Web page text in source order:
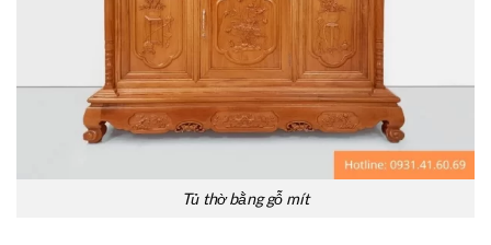
Tủ thờ bằng gỗ mít